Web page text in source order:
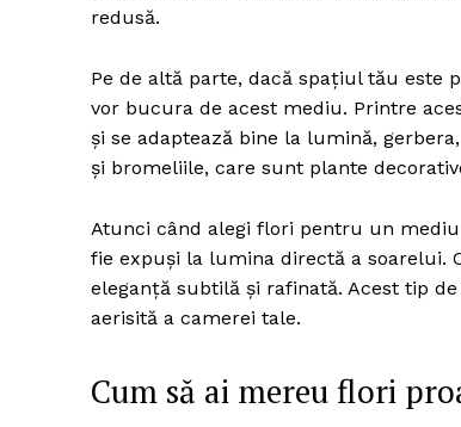
redusă.
Pe de altă parte, dacă spațiul tău este
vor bucura de acest mediu. Printre
și se adaptează bine la lumină,
și bromeliile, care sunt plante
Atunci când alegi flori pentru un
fie expuși la lumina directă a soarelui.
eleganță subtilă și rafinată. Acest tip
aerisită a camerei tale.
Cum să ai mereu flori